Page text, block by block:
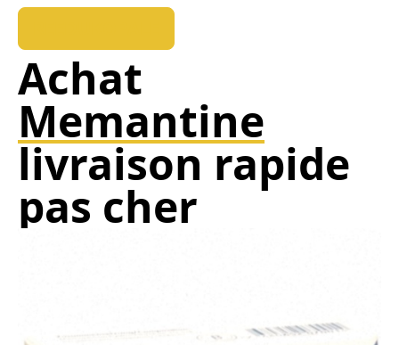
Achat
Memantine
livraison rapide
pas cher